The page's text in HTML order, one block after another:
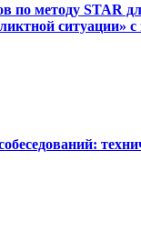
по методу STAR
ситуации»